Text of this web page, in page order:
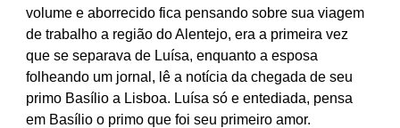
volume e aborrecido fica pensando sobre sua viagem
de trabalho a região do Alentejo, era a primeira vez
que se separava de Luísa, enquanto a esposa
folheando um jornal, lê a notícia da chegada de seu
primo Basílio a Lisboa. Luísa só e entediada, pensa
em Basílio o primo que foi seu primeiro amor.